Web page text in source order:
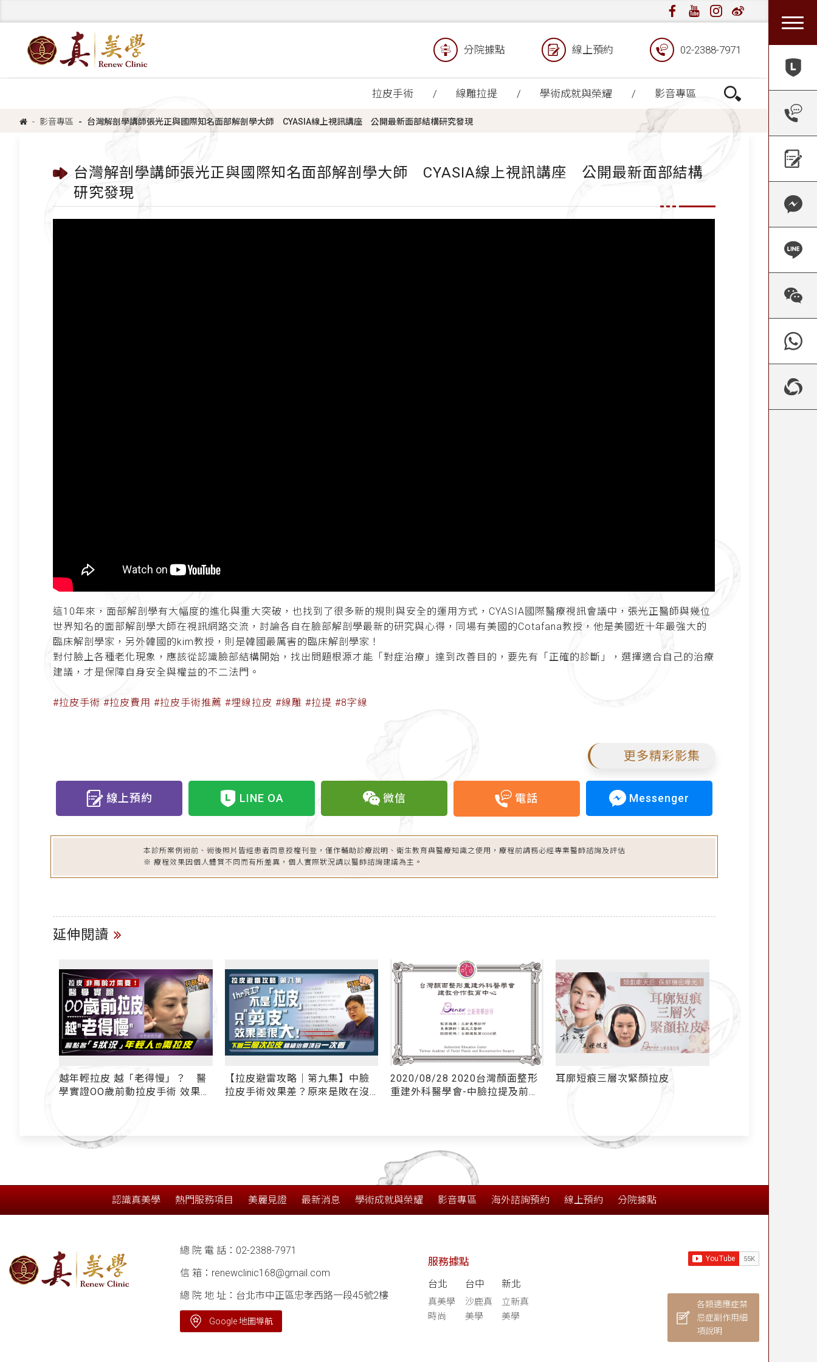
分院據點 線上預約 02-2388-7971
拉皮手術 線雕拉提 學術成就與榮耀 影音專區
影音專區 台灣解剖學講師張光正與國際知名面部解剖學大師 CYASIA線上視訊講座 公開最新面部結構研究發現
台灣解剖學講師張光正與國際知名面部解剖學大師 CYASIA線上視訊講座 公開最新面部結構
研究發現
這10年來，面部解剖學有大幅度的進化與重大突破，也找到了很多新的規則與安全的運用方式，CYASIA國際醫療視訊會議中，張光正醫師與幾位
世界知名的面部解剖學大師在視訊網路交流，討論各自在臉部解剖學最新的研究與心得，同場有美國的Cotafana教授，他是美國近十年最強大的
臨床解剖學家，另外韓國的kim教授，則是韓國最厲害的臨床解剖學家！
對付臉上各種老化現象，應該從認識臉部結構開始，找出問題根源才能「對症治療」達到改善目的，要先有「正確的診斷」，選擇適合自己的治療
建議，才是保障自身安全與權益的不二法門。
#拉皮手術 #拉皮費用 #拉皮手術推薦 #埋線拉皮 #線雕 #拉提 #8字線
更多精彩影集
線上預約 LINE OA 微信 電話 Messenger
本診所案例術前、術後照片皆經患者同意授權刊登，僅作輔助診療說明、衛生教育與醫療知識之使用，療程前請務必經專業醫師諮詢及評估
※ 療程效果因個人體質不同而有所差異，個人實際狀況請以醫師諮詢建議為主。
延伸閱讀
越年輕拉皮 越「老得慢」？ 醫
學實證OO歲前動拉皮手術 效果更
【拉皮避雷攻略｜第九集】中臉
拉皮手術效果差？原來是敗在沒
2020/08/28 2020台灣顏面整形
重建外科醫學會-中臉拉提及前額
耳廓短痕三層次緊顏拉皮
認識真美學 熱門服務項目 美麗見證 最新消息 學術成就與榮耀 影音專區 海外諮詢預約 線上預約 分院據點
總 院 電 話： 02-2388-7971
信 箱： renewclinic168@gmail.com
總 院 地 址：台北市中正區忠孝西路一段45號2樓
Google 地圖導航
服務據點
台北
真美學
時尚
台中
沙鹿真
美學
新北
立新真
美學
各類適應症禁
忌症副作用細
項說明